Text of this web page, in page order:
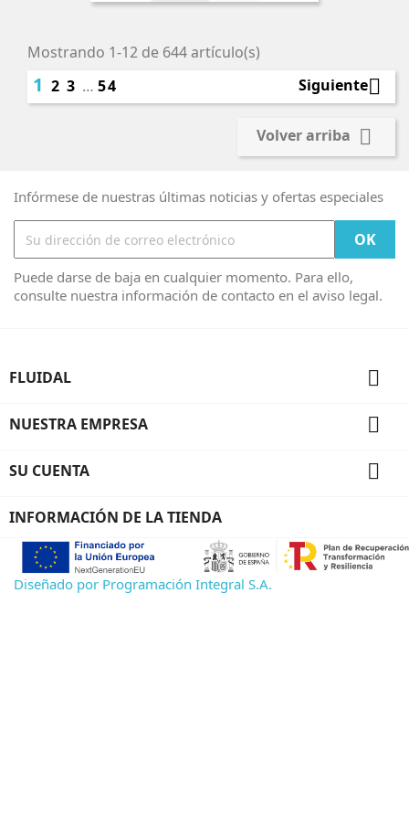
Mostrando 1-12 de 644 artículo(s)
1 2 3 … 54 Siguiente
Volver arriba 
Infórmese de nuestras últimas noticias y ofertas especiales
Puede darse de baja en cualquier momento. Para ello,
consulte nuestra información de contacto en el aviso legal.
FLUIDAL 
NUESTRA EMPRESA 
SU CUENTA 
INFORMACIÓN DE LA TIENDA
Diseñado por Programación Integral S.A.